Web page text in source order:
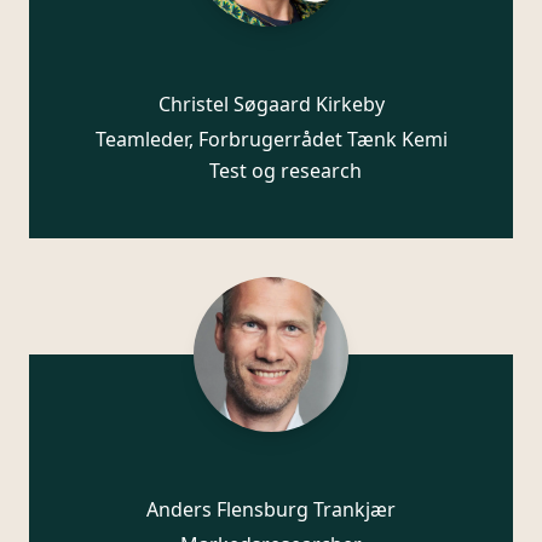
Christel Søgaard Kirkeby
Teamleder, Forbrugerrådet Tænk Kemi
Test og research
Anders Flensburg Trankjær